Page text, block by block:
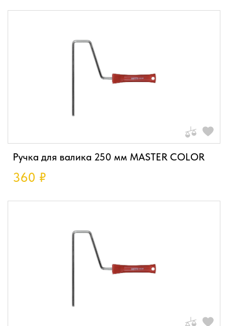
Ручка для валика 250 мм MASTER COLOR
360 ₽